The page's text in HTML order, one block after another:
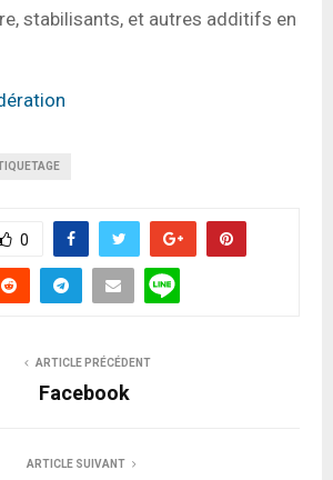
stabilisants, et autres additifs en
0
ARTICLE PRÉCÉDENT
Facebook
ARTICLE SUIVANT